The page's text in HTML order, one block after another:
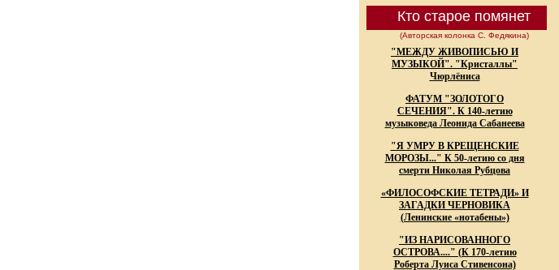
Кто старое помянет
(Авторская колонка С. Федякина)
"МЕЖДУ ЖИВОПИСЬЮ И
МУЗЫКОЙ". "Кристаллы"
Чюрлёниса
ФАТУМ "ЗОЛОТОГО
СЕЧЕНИЯ". К 140-летию
музыковеда Леонида Сабанеева
"Я УМРУ В КРЕЩЕНСКИЕ
МОРОЗЫ..." К 50-летию со дня
смерти Николая Рубцова
«ФИЛОСОФСКИЕ ТЕТРАДИ» И
ЗАГАДКИ ЧЕРНОВИКА
(Ленинские «нотабены»)
"ИЗ НАРИСОВАННОГО
ОСТРОВА...." (К 170-летию
Роберта Луиса Стивенсона)